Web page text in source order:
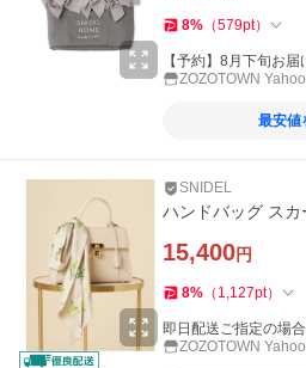
8% （579pt）
【予約】8月下旬お届
ZOZOTOWN
最安値
SNIDEL
ハンドバッグ ス
15,400円
8% （ 1,127pt）
即日配送ご指定の場
ZOZOTOWN